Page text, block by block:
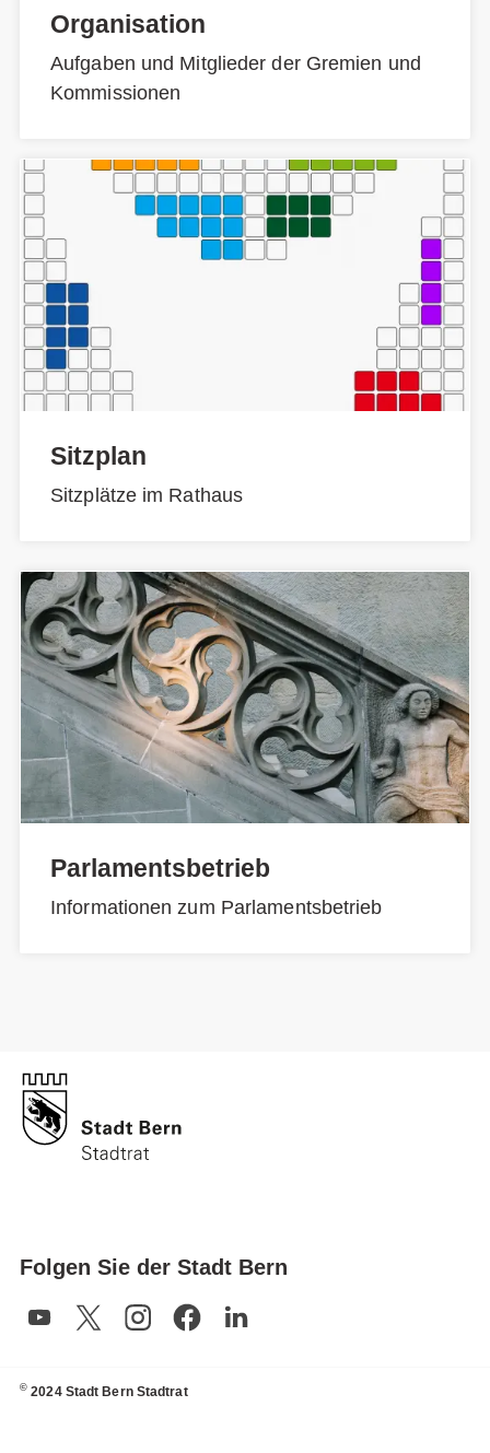
Organisation
Aufgaben und Mitglieder der Gremien und
Kommissionen
Sitzplan
Sitzplätze im Rathaus
Parlamentsbetrieb
Informationen zum Parlamentsbetrieb
Folgen Sie der Stadt Bern
© 2024 Stadt Bern Stadtrat